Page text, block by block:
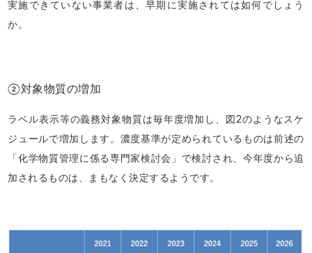
実施できていない事業者は、早期に実施されては如何でしょう
か。
②対象物質の増加
ラベル表示等の義務対象物質は毎年度増加し、図2のようなスケ
ジュールで増加します。濃度基準が定められているものは前述の
「化学物質管理に係る専門家検討会」で検討され、今年度から追
加されるものは、まもなく決定するようです。